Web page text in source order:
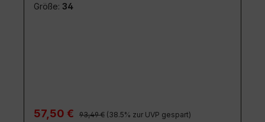
Größe: 34
Verkaufspreis:
57,50 € Regulärer Preis:
93,49 € (38.5% zur UVP gespart)